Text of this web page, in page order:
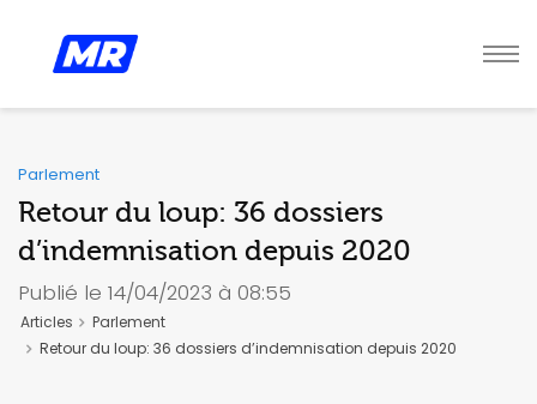
Parlement
Retour du loup: 36 dossiers
d’indemnisation depuis 2020
Publié le 14/04/2023 à 08:55
Articles
Parlement
Retour du loup: 36 dossiers d’indemnisation depuis 2020